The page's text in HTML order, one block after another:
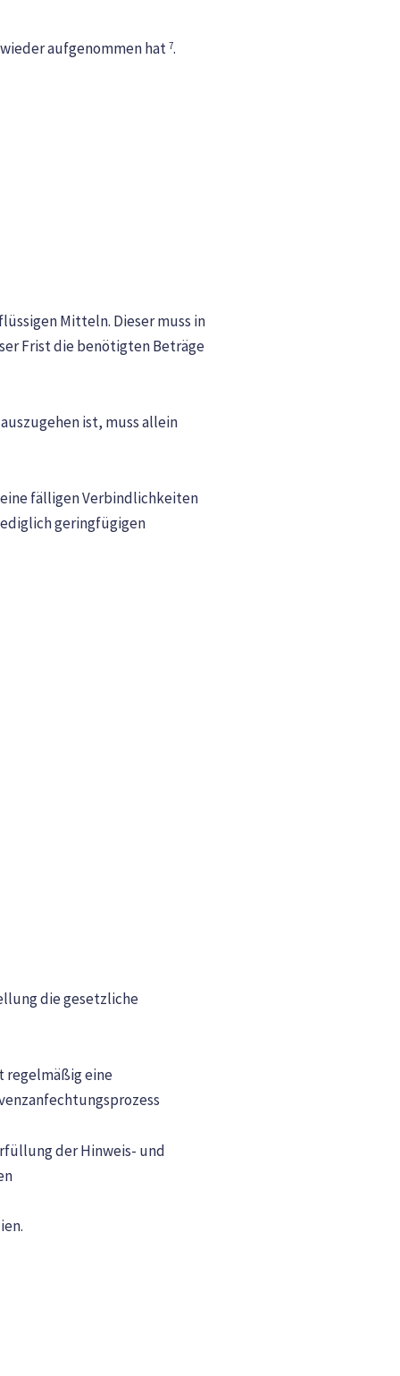
aufgenommen hat 7.
Mitteln. Dieser muss in
Frist die benötigten Beträge
ist, muss allein
fälligen Verbindlichkeiten
geringfügigen
die gesetzliche
regelmäßig eine
der Hinweis- und